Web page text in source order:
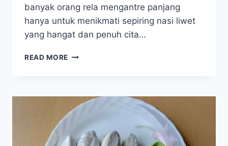
banyak orang rela mengantre panjang
hanya untuk menikmati sepiring nasi liwet
yang hangat dan penuh cita…
READ MORE RAHASIA
YANG
BIKIN
RELA
ANTRE